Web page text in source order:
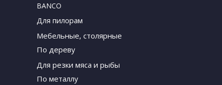
BANCO
Для пилорам
Мебельные, столярные
По дереву
Для резки мяса и рыбы
По металлу